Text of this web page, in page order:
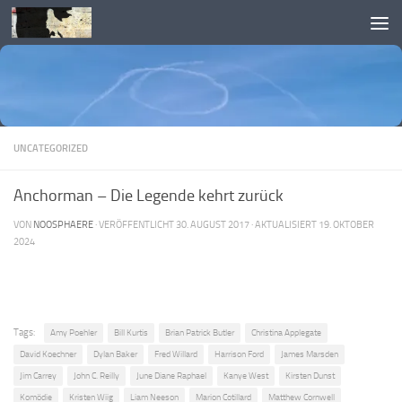
Skip to content
UNCATEGORIZED
Anchorman – Die Legende kehrt zurück
VON NOOSPHAERE · VERÖFFENTLICHT 30. AUGUST 2017 · AKTUALISIERT 19. OKTOBER
2024
Tags: Amy Poehler Bill Kurtis Brian Patrick Butler Christina Applegate
David Koechner Dylan Baker Fred Willard Harrison Ford James Marsden
Jim Carrey John C. Reilly June Diane Raphael Kanye West Kirsten Dunst
Komödie Kristen Wiig Liam Neeson Marion Cotillard Matthew Cornwell